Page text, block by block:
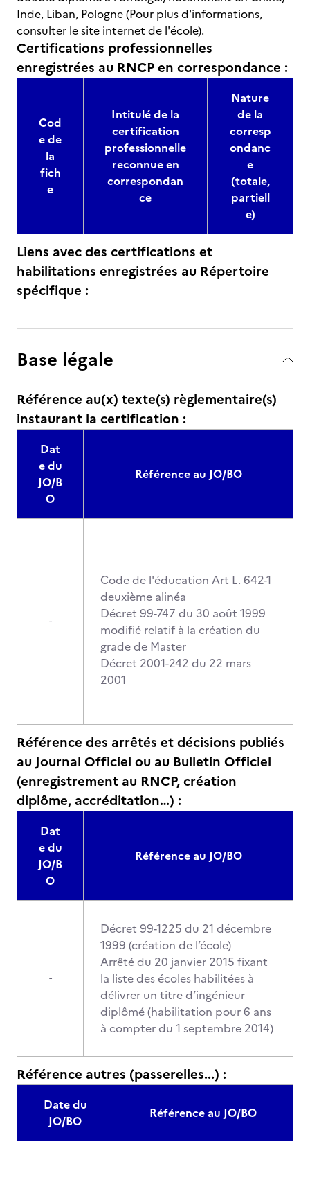
Inde, Liban, Pologne (Pour plus d'informations,
consulter le site internet de l'école).
Certifications professionnelles
enregistrées au RNCP en correspondance :
Cod
e de
la
fich
e
Intitulé de la
certification
professionnelle
reconnue en
correspondan
ce
Nature
de la
corresp
ondanc
e
(totale,
partiell
e)
Liens avec des certifications et
habilitations enregistrées au Répertoire
spécifique :
Base légale
Référence au(x) texte(s) règlementaire(s)
instaurant la certification :
Dat
e du
JO/B
O
Référence au JO/BO
-
Code de l'éducation Art L. 642-1
deuxième alinéa
Décret 99-747 du 30 août 1999
modifié relatif à la création du
grade de Master
Décret 2001-242 du 22 mars
2001
Référence des arrêtés et décisions publiés
au Journal Officiel ou au Bulletin Officiel
(enregistrement au RNCP, création
diplôme, accréditation…) :
Dat
e du
JO/B
O
Référence au JO/BO
-
Décret 99-1225 du 21 décembre
1999 (création de l’école)
Arrêté du 20 janvier 2015 fixant
la liste des écoles habilitées à
délivrer un titre d’ingénieur
diplômé (habilitation pour 6 ans
à compter du 1 septembre 2014)
Référence autres (passerelles...) :
Date du
JO/BO
Référence au JO/BO